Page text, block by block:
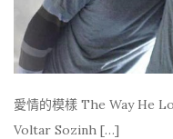
愛情的模樣 The Way He
Voltar Sozinh […]